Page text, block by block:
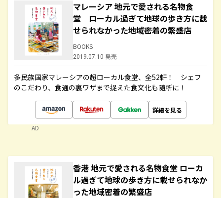
マレーシア 地元で愛される名物食
堂 ローカル過ぎて地球の歩き方に載
せられなかった地域密着の繁盛店
BOOKS
2019.07.10 発売
多民族国家マレーシアの超ローカル食堂、全52軒！ シェフ
のこだわり、食通の裏ワザまで捉えた食文化も随所に！
詳細を見る
AD
香港 地元で愛される名物食堂 ローカ
ル過ぎて地球の歩き方に載せられなか
った地域密着の繁盛店